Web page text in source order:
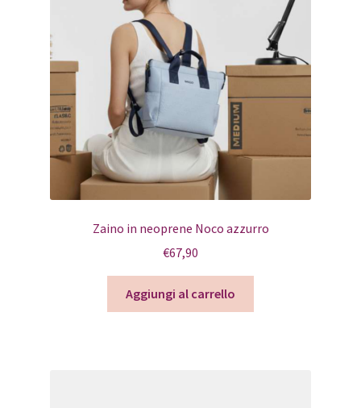
Zaino in neoprene Noco azzurro
€67,90
Aggiungi al carrello